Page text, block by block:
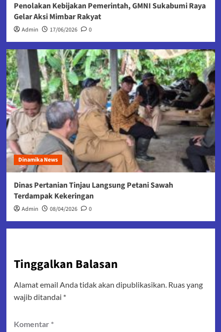
Penolakan Kebijakan Pemerintah, GMNI Sukabumi Raya
Gelar Aksi Mimbar Rakyat
Admin 17/06/2026 0
Dinamika News
Dinas Pertanian Tinjau Langsung Petani Sawah
Terdampak Kekeringan
Admin 08/04/2026 0
Tinggalkan Balasan
Alamat email Anda tidak akan dipublikasikan. Ruas yang
wajib ditandai *
Komentar *